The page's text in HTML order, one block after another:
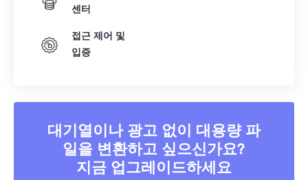
센터
접근 제어 및
입증
대기열이나 광고 없이 대용량 파
일을 변환하고 싶으신가요?
지금 업그레이드하세요